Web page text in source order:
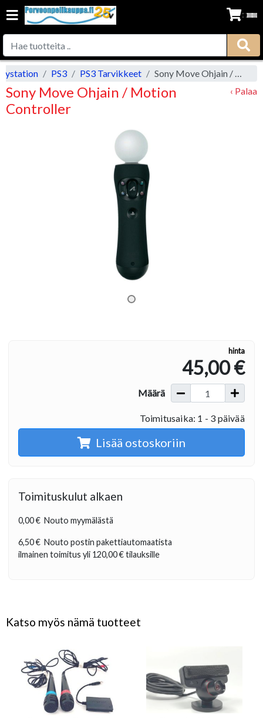
PS3 PS3 Tarvikkeet Sony Move Ohjain / Motion Controller
Sony Move Ohjain / Motion
Controller
‹ Palaa
hinta
45,00 €
Määrä
Toimitusaika: 1 - 3 päivää
Lisää ostoskoriin
Toimituskulut alkaen
0,00 € Nouto myymälästä
6,50 € Nouto postin pakettiautomaatista
ilmainen toimitus yli 120,00 €tilauksille
Katso myös nämä tuotteet